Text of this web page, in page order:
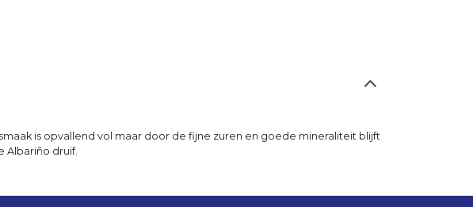
is opvallend vol maar door de fijne zuren en goede mineraliteit blijft
Albariño druif.